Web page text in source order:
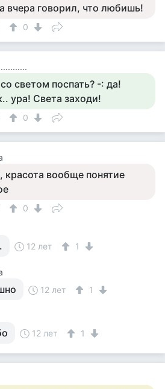
вчера говорил, что любишь!
0
светом поспать? -: да!
ура! Света заходи!
0
красота вообще понятие
0
12 лет 1
12 лет 1
12 лет 1